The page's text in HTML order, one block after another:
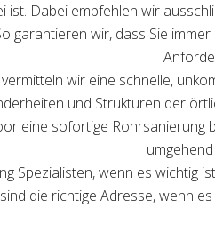
ist. Dabei empfehlen wir
garantieren wir, dass Sie
wir eine schnelle,
und Strukturen der
eine sofortige
Spezialisten, wenn es
die richtige Adresse, wenn